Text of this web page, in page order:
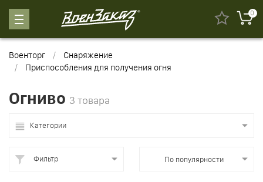
0
Военторг
Снаряжение
Приспособления для получения огня
Огниво 3 товара
Категории
Фильтр По популярности